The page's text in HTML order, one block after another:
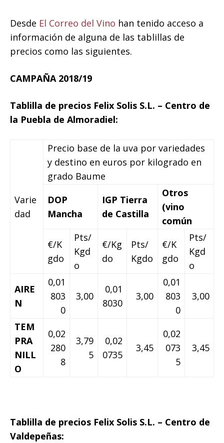
Desde El Correo del Vino han tenido acceso a
información de alguna de las tablillas de
precios como las siguientes.
CAMPAÑA 2018/19
Tablilla de precios Felix Solis S.L. – Centro de
la Puebla de Almoradiel:
Varie
dad
Precio base de la uva por variedades
y destino en euros por kilogrado en
grado Baume
DOP
Mancha
IGP Tierra
de Castilla
Otros
(vino
común
€/K
gdo
Pts/
Kgd
o
€/Kg
do
Pts/
Kgdo
€/K
gdo
Pts/
Kgd
o
AIRE
N
0,01
803
0
3,00
0,01
8030
3,00
0,01
803
0
3,00
TEM
PRA
NILL
O
0,02
280
8
3,79
5
0,02
0735
3,45
0,02
073
5
3,45
Tablilla de precios Felix Solis S.L. – Centro de
Valdepeñas: